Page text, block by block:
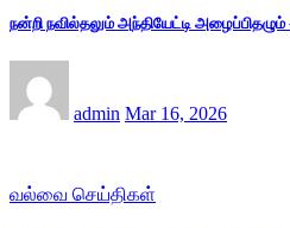
நன்றி நவில்தலும் அந்தியேட்டி
admin Mar 16, 2026
வல்வை செய்திகள்